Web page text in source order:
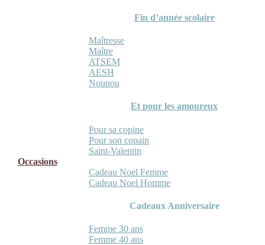
Fin d’année scolaire
Maîtresse
Maître
ATSEM
AESH
Nounou
Et pour les amoureux
Pour sa copine
Pour son copain
Saint-Valentin
Occasions
Cadeau Noel Femme
Cadeau Noel Homme
Cadeaux Anniversaire
Femme 30 ans
Femme 40 ans